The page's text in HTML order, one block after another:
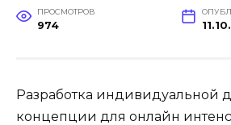
ПРОСМОТРОВ
974
Разработка индивидуальной
концепции для онлайн